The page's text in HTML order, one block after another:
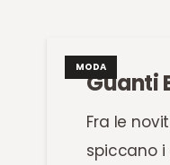
MODA
Guanti
Fra le
spiccano